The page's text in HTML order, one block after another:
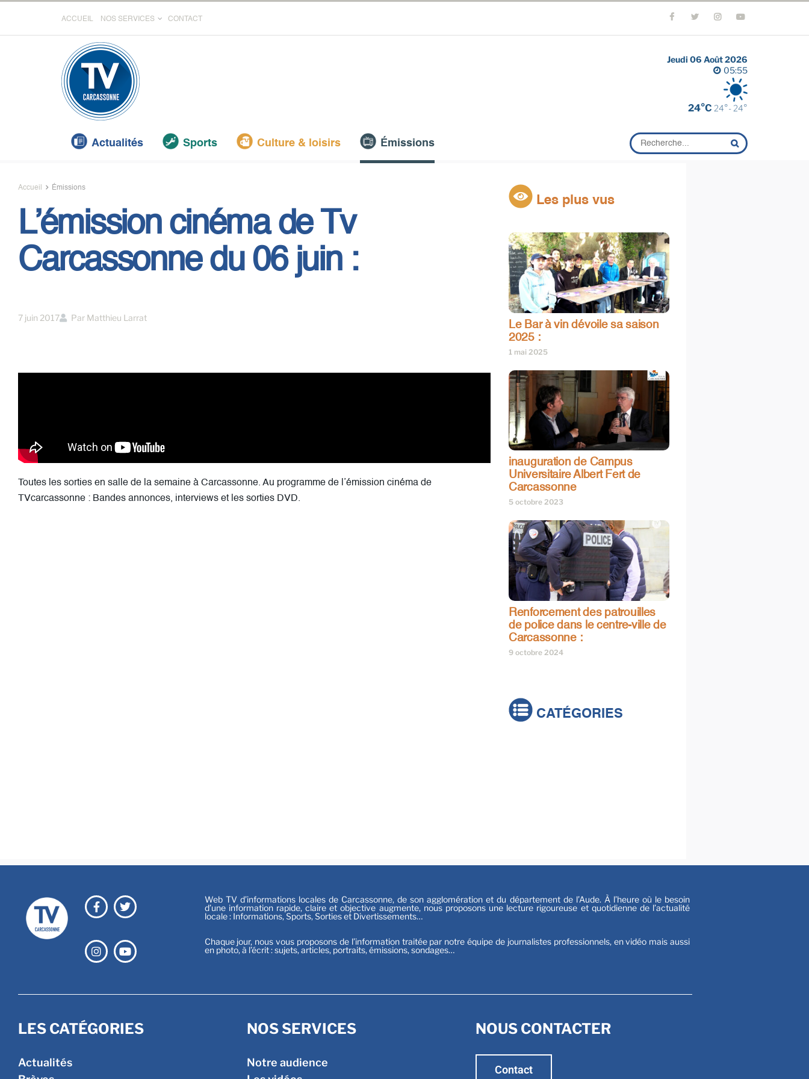
ACCUEIL NOS SERVICES CONTACT
Jeudi 06 Août 2026
05:55
24°C 24°- 24°
Actualités Sports Culture & loisirs Émissions
Accueil Émissions
L’émission cinéma de Tv
Carcassonne du 06 juin :
7 juin 2017 Par Matthieu Larrat
Toutes les sorties en salle de la semaine à Carcassonne. Au programme de l’émission cinéma de
TVcarcassonne : Bandes annonces, interviews et les sorties DVD.
Les plus vus
Le Bar à vin dévoile sa saison
2025 :
1 mai 2025
inauguration de Campus
Universitaire Albert Fert de
Carcassonne
5 octobre 2023
Renforcement des patrouilles
de police dans le centre-ville de
Carcassonne :
9 octobre 2024
CATÉGORIES
Web TV d’informations locales de Carcassonne, de son agglomération et du département de l’Aude. À l’heure où le besoin
d’une information rapide, claire et objective augmente, nous proposons une lecture rigoureuse et quotidienne de l’actualité
locale : Informations, Sports, Sorties et Divertissements…
Chaque jour, nous vous proposons de l’information traitée par notre équipe de journalistes professionnels, en vidéo mais aussi
en photo, à l’écrit : sujets, articles, portraits, émissions, sondages…
LES CATÉGORIES
Actualités
NOS SERVICES
Notre audience
NOUS CONTACTER
Contact